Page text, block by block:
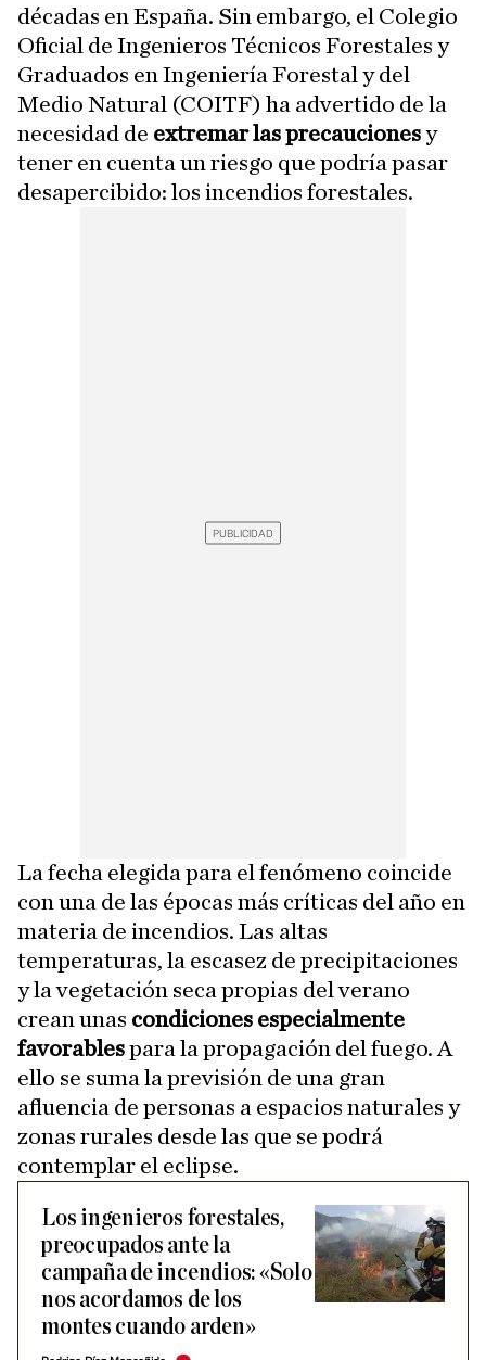
décadas en España. Sin embargo, el Colegio
Oficial de Ingenieros Técnicos Forestales y
Graduados en Ingeniería Forestal y del
Medio Natural (COITF) ha advertido de la
necesidad de extremar las precaucionesy
tener en cuenta un riesgo que podría pasar
desapercibido: los incendios forestales.
La fecha elegida para el fenómeno coincide
con una de las épocas más críticas del año en
materia de incendios. Las altas
temperaturas, la escasez de precipitaciones
y la vegetación seca propias del verano
crean unas condiciones especialmente
favorablespara la propagación del fuego. A
ello se suma la previsión de una gran
afluencia de personas a espacios naturales y
zonas rurales desde las que se podrá
contemplar el eclipse.
Los ingenieros forestales,
preocupados ante la
campaña de incendios: «Solo
nos acordamos de los
montes cuando arden»